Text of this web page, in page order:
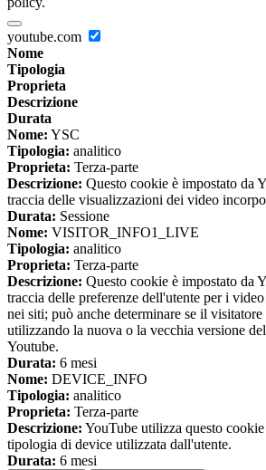
youtube.com
Nome
Tipologia
Proprieta
Descrizione
Durata
Nome: YSC
Tipologia: analitico
Proprieta: Terza-parte
Descrizione: Questo cookie è impostato da
traccia delle visualizzazioni dei video
Durata: Sessione
Nome: VISITOR_INFO1_LIVE
Tipologia: analitico
Proprieta: Terza-parte
Descrizione: Questo cookie è impostato da
traccia delle preferenze dell'utente per i
nei siti; può anche determinare se il
utilizzando la nuova o la vecchia versione
Youtube.
Durata: 6 mesi
Nome: DEVICE_INFO
Tipologia: analitico
Proprieta: Terza-parte
Descrizione: YouTube utilizza questo
tipologia di device utilizzata dall'utente.
Durata: 6 mesi